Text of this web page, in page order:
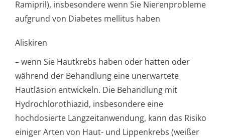
Ramipril), insbesondere wenn Sie Nierenprobleme
aufgrund von Diabetes mellitus haben
Aliskiren
– wenn Sie Hautkrebs haben oder hatten oder
während der Behandlung eine unerwartete
Hautläsion entwickeln. Die Behandlung mit
Hydrochlorothiazid, insbesondere eine
hochdosierte Langzeitanwendung, kann das Risiko
einiger Arten von Haut- und Lippenkrebs (weißer